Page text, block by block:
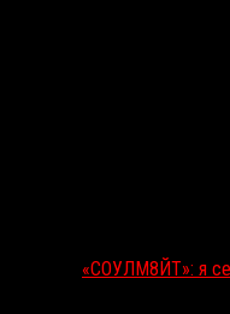
«СОУЛМ8ЙТ»: я